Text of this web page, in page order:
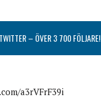
– ÖVER 3 700 FÖLJARE!
a3rVFrF39i